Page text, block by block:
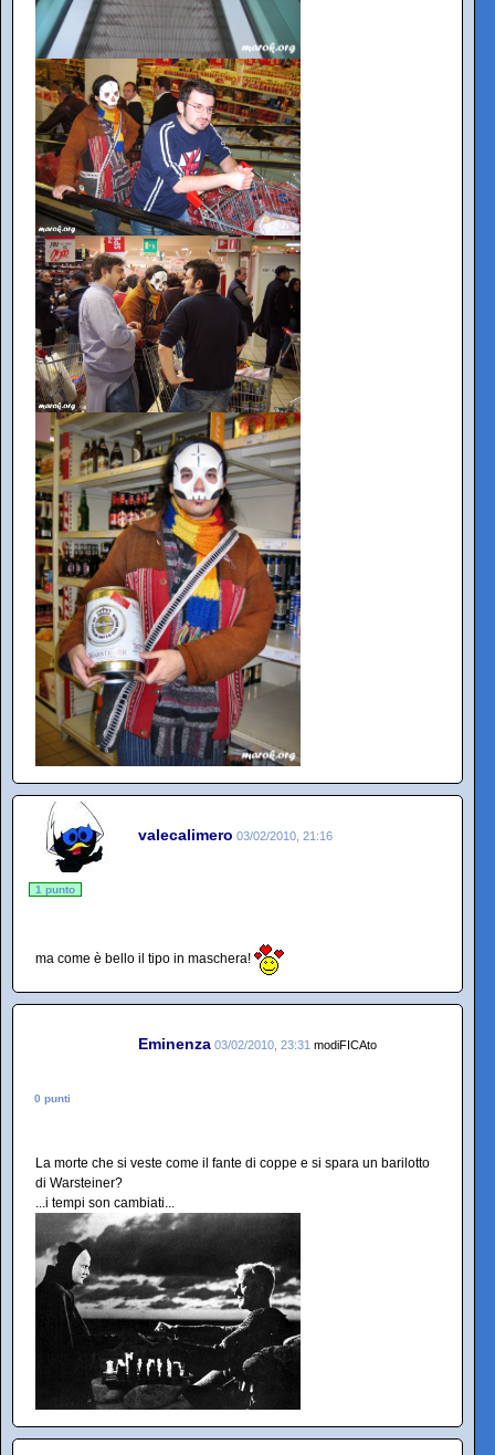
valecalimero 03/02/2010, 21:16
1 punto
ma come è bello il tipo in maschera!
Eminenza 03/02/2010, 23:31 modiFICAto
0 punti
La morte che si veste come il fante di coppe e si spara un barilotto
di Warsteiner?
...i tempi son cambiati...